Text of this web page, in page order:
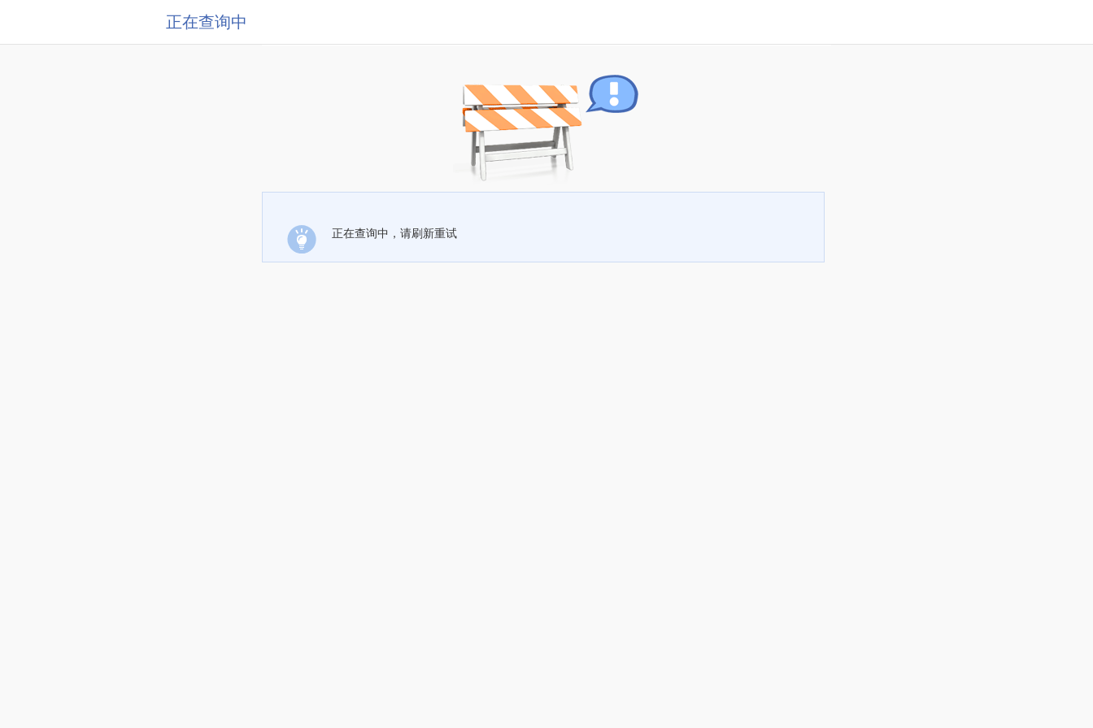
正在查询中
正在查询中，请刷新重试